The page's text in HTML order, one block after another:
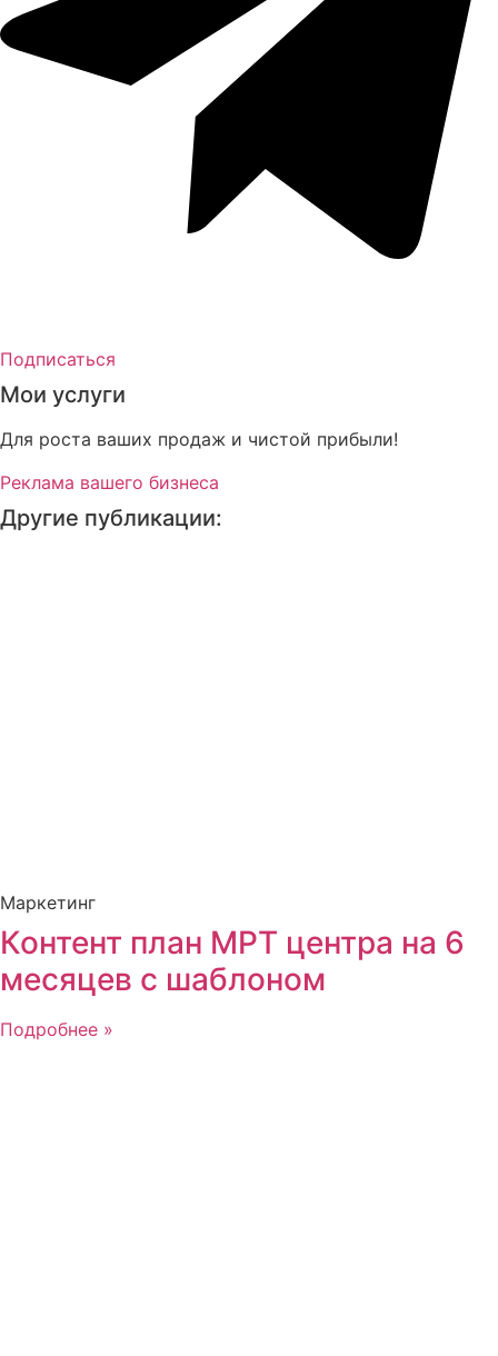
Подписаться
Мои услуги
Для роста ваших продаж и чистой прибыли!
Реклама вашего бизнеса
Другие публикации:
Маркетинг
Контент план МРТ центра на 6
месяцев с шаблоном
Подробнее »